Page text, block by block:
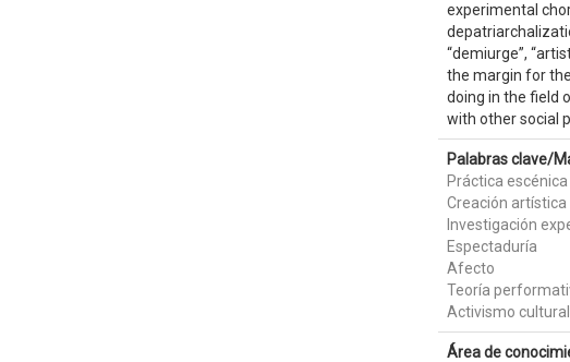
experimental
“demiurge”,
the margin for
doing in the field
with other social
Palabras clave/
Práctica escénica
Creación artística
Investigación
Espectaduría
Afecto
Teoría
Activismo cultural
Área de